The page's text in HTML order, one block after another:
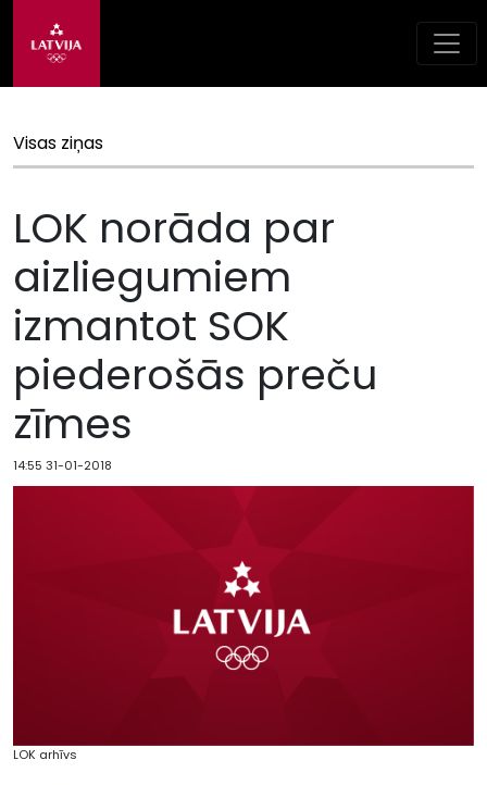
Visas ziņas
LOK norāda par
aizliegumiem
izmantot SOK
piederošās preču
zīmes
14:55 31-01-2018
LOK arhīvs